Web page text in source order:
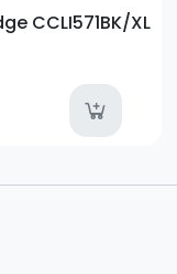
CCLI571BK/XL